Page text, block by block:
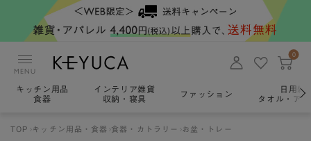
MENU
0
キッチン用品
食器
インテリア雑貨
収納・寝具
ファッション
日用雑
タオル・ア
TOP キッチン用品・食器 食器・カトラリー お盆・トレー